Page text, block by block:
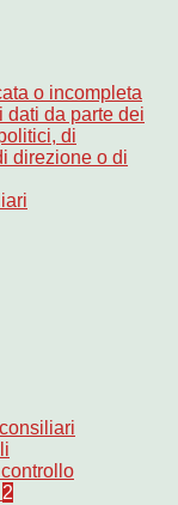
o incompleta
dati da parte dei
di
direzione o di
2